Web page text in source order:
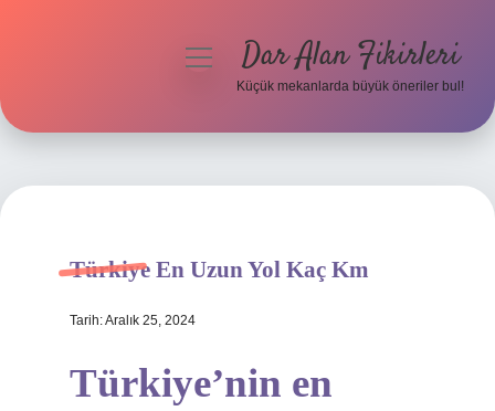
Hakkımızda
menüyüDar Alan Fikirleri
Küçük mekanlarda büyük öneriler bul!
Türkiye En Uzun Yol Kaç Km
Tarih: Aralık 25, 2024
Türkiye’nin en